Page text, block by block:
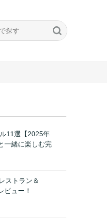
11選【2025年
一緒に楽しむ完
ストラン＆
ビュー！